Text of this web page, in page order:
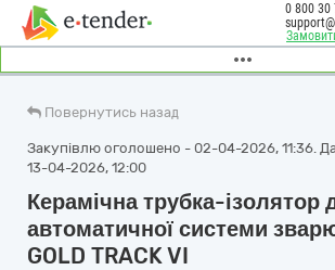
0 800 30
Повернутись назад
Закупівлю оголошено - 02-04-2026, 11:36.
13-04-2026, 12:00
Керамічна трубка-ізолятор
автоматичної системи
GOLD TRACK VI